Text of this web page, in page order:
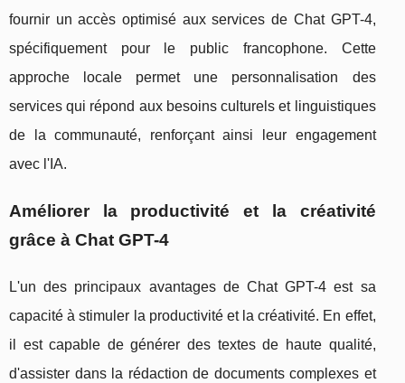
fournir un accès optimisé aux services de Chat GPT-4,
spécifiquement pour le public francophone. Cette
approche locale permet une personnalisation des
services qui répond aux besoins culturels et linguistiques
de la communauté, renforçant ainsi leur engagement
avec l'IA.
Améliorer la productivité et la créativité
grâce à Chat GPT-4
L'un des principaux avantages de Chat GPT-4 est sa
capacité à stimuler la productivité et la créativité. En effet,
il est capable de générer des textes de haute qualité,
d'assister dans la rédaction de documents complexes et